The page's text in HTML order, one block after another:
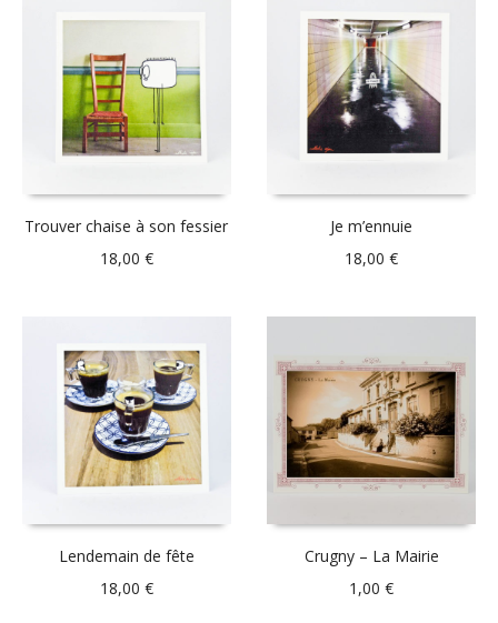
Trouver chaise à son fessier
18,00 €
Je m’ennuie
18,00€
Lendemain de fête
18,00 €
Crugny – La Mairie
1,00€